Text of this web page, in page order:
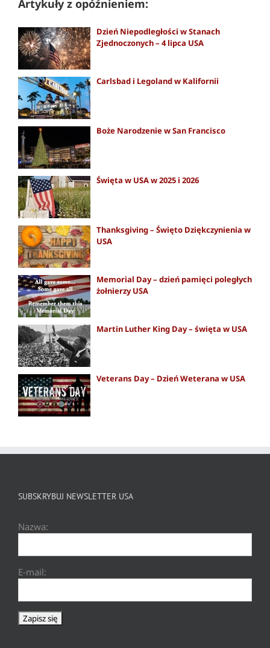
Artykuły z opóźnieniem:
Dzień Niepodległości w Stanach
Zjednoczonych – 4 lipca USA
Carlsbad i Legoland w Kalifornii
Boże Narodzenie w San Francisco
Święta w USA w 2025 i 2026
Thanksgiving – Święto Dziękczynienia w
USA
Memorial Day – dzień pamięci poległych
żołnierzy USA
Martin Luther King Day – święta w USA
Veterans Day – Dzień Weterana w USA
SUBSKRYBUJ NEWSLETTER USA
Nazwa:
E-mail: